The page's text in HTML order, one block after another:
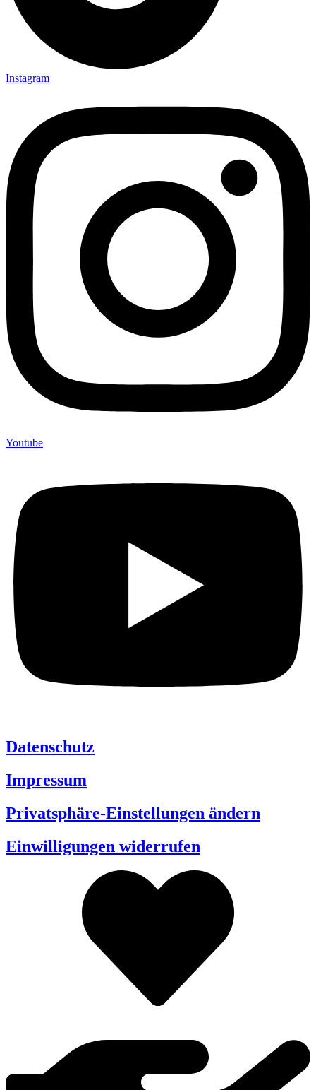
Instagram
Youtube
Datenschutz
Impressum
Privatsphäre-Einstellungen ändern
Einwilligungen widerrufen